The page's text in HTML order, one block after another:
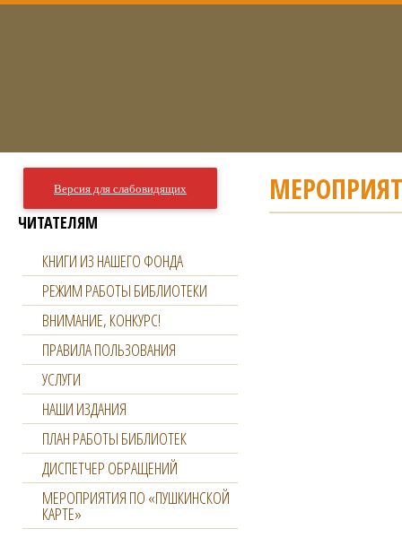
Версия для слабовидящих
ЧИТАТЕЛЯМ
КНИГИ ИЗ НАШЕГО ФОНДА
РЕЖИМ РАБОТЫ БИБЛИОТЕКИ
ВНИМАНИЕ, КОНКУРС!
ПРАВИЛА ПОЛЬЗОВАНИЯ
УСЛУГИ
НАШИ ИЗДАНИЯ
ПЛАН РАБОТЫ БИБЛИОТЕК
ДИСПЕТЧЕР ОБРАЩЕНИЙ
МЕРОПРИЯТИЯ ПО «ПУШКИНСКОЙ
КАРТЕ»